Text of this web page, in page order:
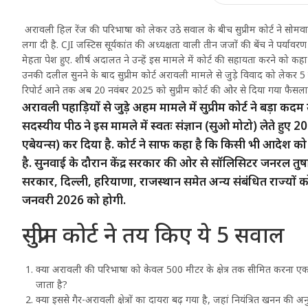
अरावली हिल रेंज की परिभाषा को लेकर उठे सवाल के बीच सुप्रीम कोर्ट ने
लगा दी है. CJI जस्टिस सूर्यकांत की अध्‍यक्षता वाली तीन जजों की बेंच ने
मेहता पेश हुए. शीर्ष अदालत ने उन्‍हें इस मामले में कोर्ट की सहायता करने को
उनकी दलील सुनने के बाद सुप्रीम कोर्ट अरावली मामले से जुड़े विवाद को लेकर
रिपोर्ट आने तक अब 20 नवंबर 2025 को सुप्रीम कोर्ट की ओर से दिया गया
अरावली पहाड़ियों से जुड़े अहम मामले में सुप्रीम कोर्ट ने बड़ा कदम
सदस्यीय पीठ ने इस मामले में स्वतः संज्ञान (सुओ मोटो) लेते
एबेयन्स) कर दिया है. कोर्ट ने साफ कहा है कि किसी भी आदेश
है. सुनवाई के दौरान केंद्र सरकार की ओर से सॉलिसिटर जनरल
सरकार, दिल्ली, हरियाणा, राजस्थान समेत अन्य संबंधित राज्यों
जनवरी 2026 को होगी.
सुप्रीम कोर्ट ने तय किए ये 5 सवाल
क्या अरावली की परिभाषा को केवल 500 मीटर के क्षेत्र तक सीमित करना
जाता है?
क्या इससे गैर-अरावली क्षेत्रों का दायरा बढ़ गया है, जहां नियंत्रित खनन की